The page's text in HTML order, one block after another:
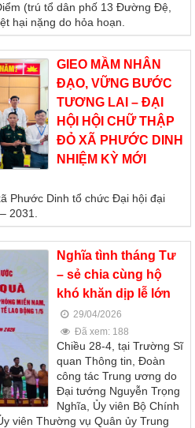
(trú tổ dân phố 13 Đường Đệ,
hại nặng do hỏa hoạn.
GIEO MẦM NHÂN
ĐẠO, VỮNG BƯỚC
TƯƠNG LAI – ĐẠI
HỘI HỘI CHỮ THẬP
ĐỎ XÃ PHƯỚC DINH
NHIỆM KỲ MỚI
Phước Dinh tổ chức Đại hội đại
2031.
Nghĩa tình tháng Tư
– sẻ chia cùng hộ
khó khăn dịp lễ lớn
29/04/2026
Đã xem: 188
Chiều 28-4, tại Trường Sĩ
quan Thông tin, Đoàn
công tác Trung ương do
Đại tướng Nguyễn Trọng
Nghĩa, Ủy viên Bộ Chính
viên Thường vụ Quân ủy Trung